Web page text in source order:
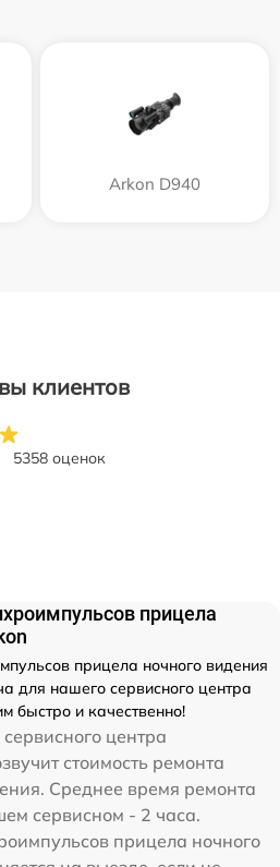
Arkon D940
клиентов
5358 оценок
прицела
прицела ночного видения
для нашего сервисного центра
быстро и качественно!
центра
стоимость ремонта
Среднее время ремонта
сервисном - 2 часа.
прицела ночного